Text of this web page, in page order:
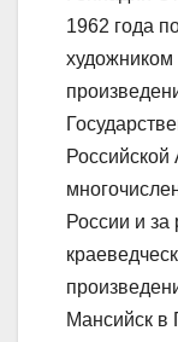
1962 года
художником
Российской
России и
Мансийск в